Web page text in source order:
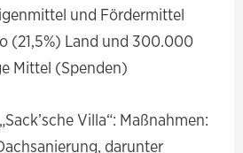
und Fördermittel
(21,5%) Land und 300.000
Mittel (Spenden)
Villa“: Maßnahmen:
darunter